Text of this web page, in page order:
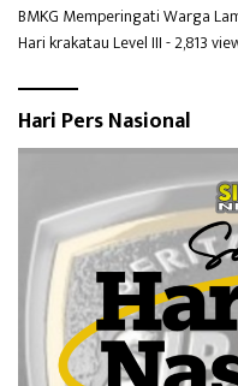
BMKG Memperingati Warga
Hari krakatau Level III- 2,813
Hari Pers Nasional